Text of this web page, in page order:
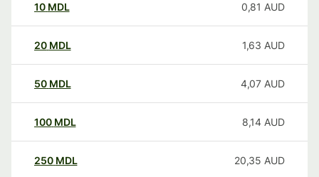
10 MDL 0,81 AUD
20 MDL 1,63 AUD
50 MDL 4,07 AUD
100 MDL 8,14 AUD
250 MDL 20,35 AUD